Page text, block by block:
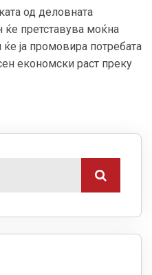
од деловната
претставува моќна
ја промовира потребата
економски раст преку